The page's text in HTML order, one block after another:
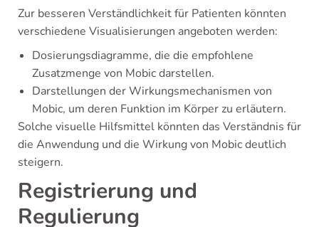
Zur besseren Verständlichkeit für Patienten könnten
verschiedene Visualisierungen angeboten werden:
Dosierungsdiagramme, die die empfohlene
Zusatzmenge von Mobic darstellen.
Darstellungen der Wirkungsmechanismen von
Mobic, um deren Funktion im Körper zu erläutern.
Solche visuelle Hilfsmittel könnten das Verständnis für
die Anwendung und die Wirkung von Mobic deutlich
steigern.
Registrierung und
Regulierung